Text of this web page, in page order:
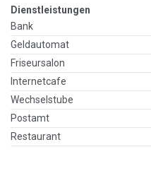
Dienstleistungen
Bank
Geldautomat
Friseursalon
Internetcafe
Wechselstube
Postamt
Restaurant